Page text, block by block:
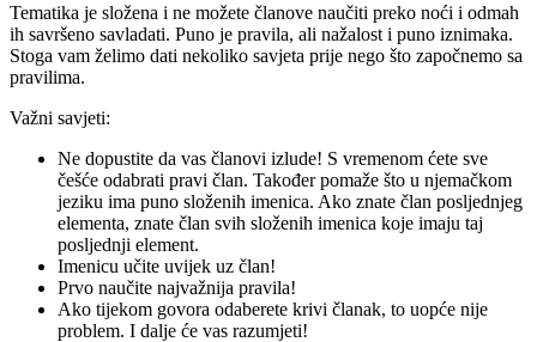
Tematika je složena i ne možete članove naučiti preko noći i odmah
ih savršeno savladati. Puno je pravila, ali nažalost i puno iznimaka.
Stoga vam želimo dati nekoliko savjeta prije nego što započnemo sa
pravilima.
Važni savjeti:
Ne dopustite da vas članovi izlude! S vremenom ćete sve
češće odabrati pravi član. Također pomaže što u njemačkom
jeziku ima puno složenih imenica. Ako znate član posljednjeg
elementa, znate član svih složenih imenica koje imaju taj
posljednji element.
Imenicu učite uvijek uz član!
Prvo naučite najvažnija pravila!
Ako tijekom govora odaberete krivi članak, to uopće nije
problem. I dalje će vas razumjeti!